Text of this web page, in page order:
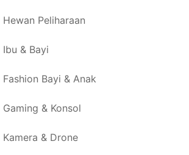
Hewan Peliharaan
Ibu & Bayi
Fashion Bayi & Anak
Gaming & Konsol
Kamera & Drone